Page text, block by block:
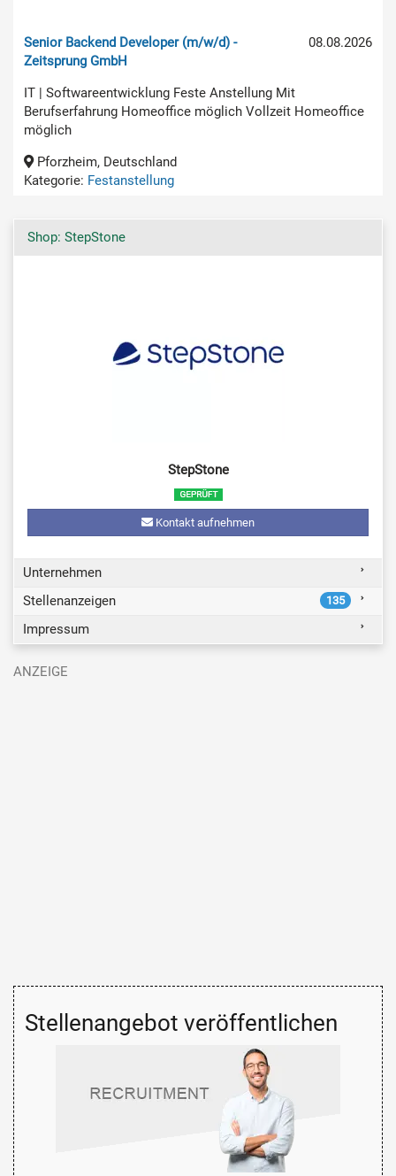
08.08.2026
Senior Backend Developer (m/w/d) -
Zeitsprung GmbH
IT | Softwareentwicklung Feste Anstellung Mit
Berufserfahrung Homeoffice möglich Vollzeit Homeoffice
möglich
Pforzheim, Deutschland
Kategorie: Festanstellung
Shop: StepStone
StepStone
Kontakt aufnehmen
Unternehmen
Stellenanzeigen
135
Impressum
Stellenangebot veröffentlichen